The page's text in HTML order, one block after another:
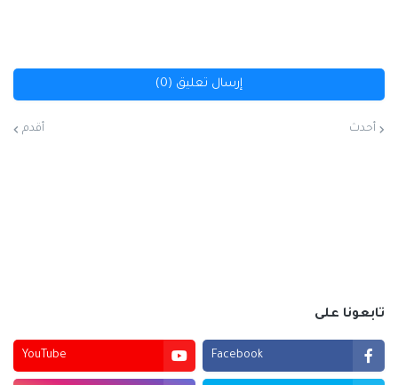
إرسال تعليق (0)
أحدث أقدم
تابعونا على
Facebook
YouTube